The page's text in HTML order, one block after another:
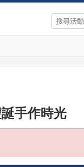
手作時光